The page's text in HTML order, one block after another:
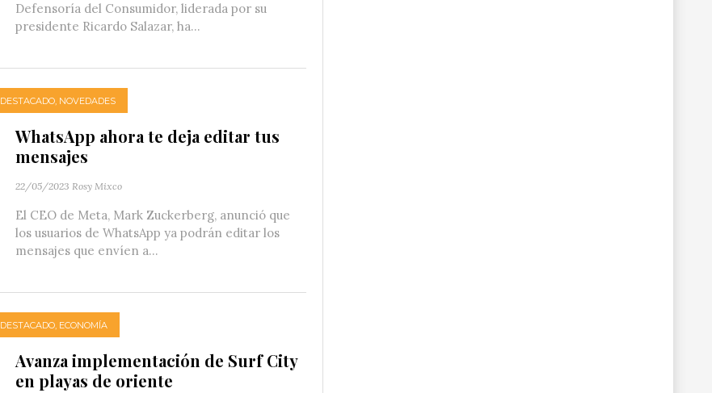
Defensoría del Consumidor, liderada por su
presidente Ricardo Salazar, ha...
DESTACADO, NOVEDADES
WhatsApp ahora te deja editar tus
mensajes
22/05/2023 Rosy Mixco
El CEO de Meta, Mark Zuckerberg, anunció que
los usuarios de WhatsApp ya podrán editar los
mensajes que envíen a...
DESTACADO, ECONOMÍA
Avanza implementación de Surf City
en playas de oriente